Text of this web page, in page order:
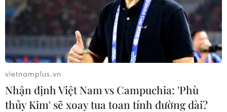
Trung Quốc ra tuyên bố về việc diễn tập
không quân tầm xa
vietnamplus.vn
Nhận định Việt Nam vs Campuchia: 'Phù
thủy Kim' sẽ xoay tua toan tính đường dài?